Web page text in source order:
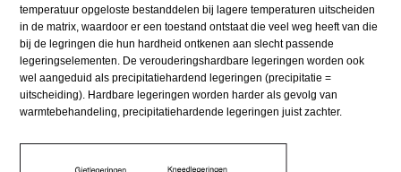
temperatuur opgeloste bestanddelen bij lagere temperaturen uitscheiden
in de matrix, waardoor er een toestand ontstaat die veel weg heeft van die
bij de legringen die hun hardheid ontkenen aan slecht passende
legeringselementen. De verouderingshardbare legeringen worden ook
wel aangeduid als precipitatiehardend legeringen (precipitatie =
uitscheiding). Hardbare legeringen worden harder als gevolg van
warmtebehandeling, precipitatiehardende legeringen juist zachter.